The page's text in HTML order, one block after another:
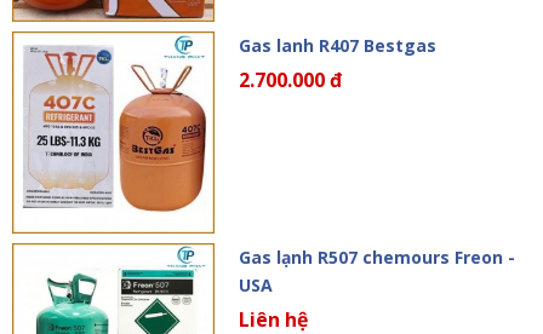
Gas lanh R407 Bestgas
2.700.000 đ
Gas lạnh R507 chemours Freon -
USA
Liên hệ